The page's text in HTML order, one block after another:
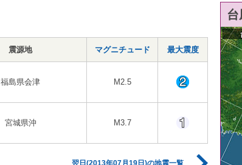
震源地 マグニチュード 最大震度
福島県会津 M2.5
宮城県沖 M3.7
翌日(2013年07月19日)の地震一覧